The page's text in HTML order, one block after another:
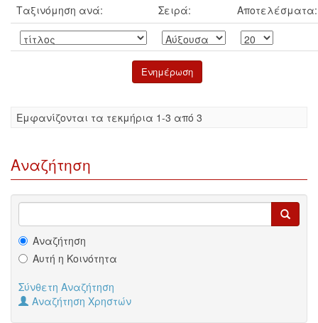
Ταξινόμηση ανά: Σειρά: Αποτελέσματα:
Eμφανίζονται τα τεκμήρια 1-3 από 3
Αναζήτηση
Αναζήτηση
Αυτή η Κοινότητα
Σύνθετη Αναζήτηση
Αναζήτηση Χρηστών